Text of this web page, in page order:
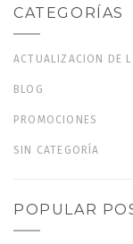
CATEGORÍAS
ACTUALIZACION DE
BLOG
PROMOCIONES
SIN CATEGORÍA
POPULAR